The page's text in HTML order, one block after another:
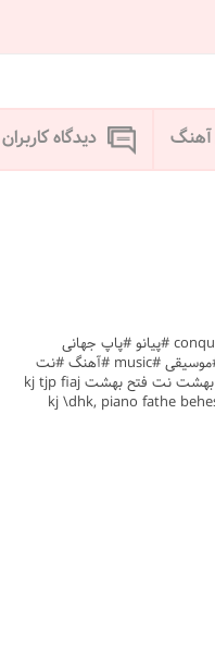
آهنگ دیدگاه کاربران
#conquest of paradise #vangelis #پیانو #پاپ جهانی
#متوسط #نت #sheet #ملودی #melody #موسیقی #music #آهنگ #نت
آهنگ #دانلود #دانلود نت نت ونجلیس فتح بهشت نت فتح بهشت kj tjp fiaj
kj \dhk, piano fathe